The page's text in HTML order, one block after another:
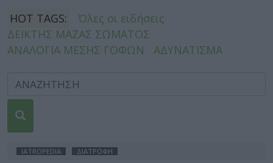
HOT TAGS:
Όλες οι ειδήσεις
ΔΕΙΚΤΗΣ ΜΑΖΑΣ ΣΩΜΑΤΟΣ
ΑΝΑΛΟΓΙΑ ΜΕΣΗΣ ΓΟΦΩΝ
ΑΔΥΝΑΤΙΣΜΑ
IATROPEDIA ΔΙΑΤΡΟΦΗ